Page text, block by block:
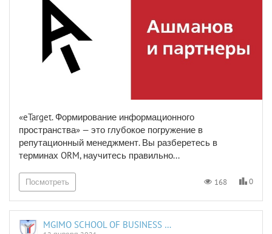
«eTarget. Формирование информационного
пространства» — это глубокое погружение в
репутационный менеджмент. Вы разберетесь в
терминах ORM, научитесь правильно...
Посмотреть 168 0
MGIMO SCHOOL OF BUSINESS AND INTERNATIONAL PROFICIENCY